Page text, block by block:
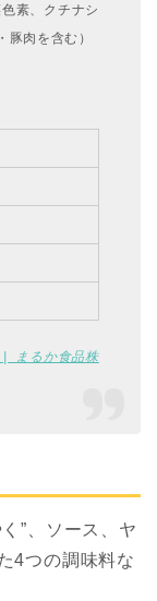
素、クチナシ
肉を含む）
まるか食品株
”、ソース、ヤ
4つの調味料な